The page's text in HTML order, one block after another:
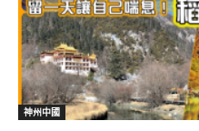
神州中國